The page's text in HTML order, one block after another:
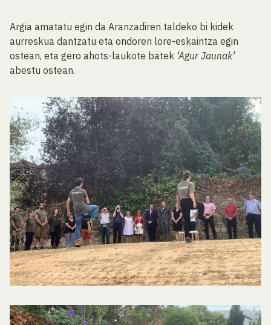
Argia amatatu egin da Aranzadiren taldeko bi kidek
aurreskua dantzatu eta ondoren lore-eskaintza egin
ostean, eta gero ahots-laukote batek ‘Agur Jaunak’
abestu ostean.